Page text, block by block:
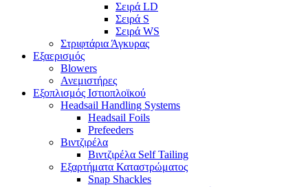
Σειρά LD
Σειρά S
Σειρά WS
Στριφτάρια Άγκυρας
Εξαερισμός
Blowers
Ανεμιστήρες
Εξοπλισμός Ιστιοπλοϊκού
Headsail Handling Systems
Headsail Foils
Prefeeders
Βιντζιρέλα
Βιντζιρέλα Self Tailing
Εξαρτήματα Καταστρώματος
Snap Shackles